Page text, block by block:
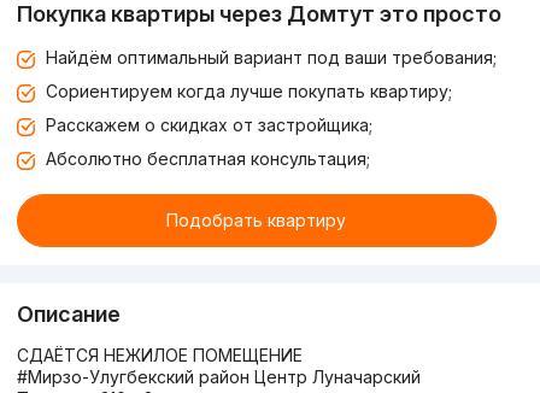
Покупка квартиры через Домтут это просто
Найдём оптимальный вариант под ваши требования;
Сориентируем когда лучше покупать квартиру;
Расскажем о скидках от застройщика;
Абсолютно бесплатная консультация;
Подобрать квартиру
Описание
СДАЁТСЯ НЕЖИЛОЕ ПОМЕЩЕНИЕ
#Мирзо-Улугбекский район Центр Луначарский